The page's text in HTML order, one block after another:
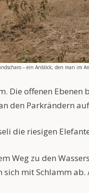
– ein Anblick, den man im
Die offenen Ebenen
den Parkrändern
die riesigen
Weg zu den
mit Schlamm ab.